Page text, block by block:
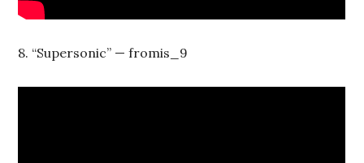
8. “Supersonic” — fromis_9